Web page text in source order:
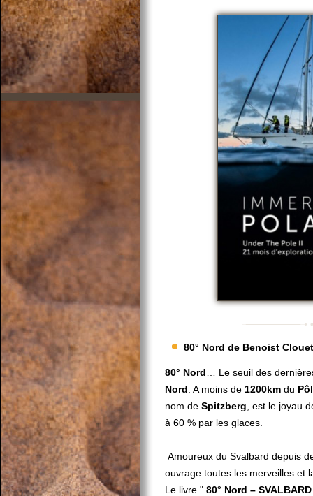
80° Nord de Benoist Clouet
80° Nord … Le seuil des
Nord . A moins de 1200km du
nom de Spitzberg , est le joyau
à 60 % par les glaces.
Amoureux du Svalbard depuis
ouvrage toutes les merveilles et
Le livre " 80° Nord – SVALBARD